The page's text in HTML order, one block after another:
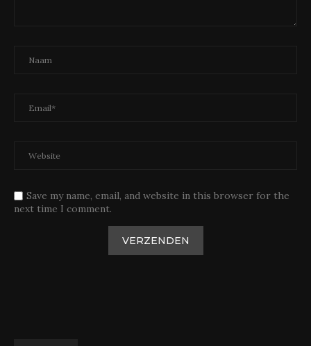
Save my name, email, and website in this browser for the
next time I comment.